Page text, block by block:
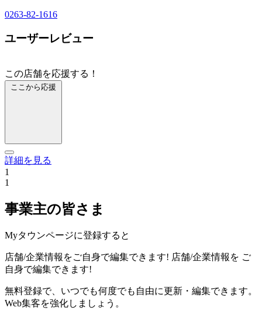
0263-82-1616
ユーザーレビュー
この店舗を応援する！
ここから応援
詳細を見る
1
1
事業主の皆さま
Myタウンページに登録すると
店舗/企業情報をご自身で編集できます! 店舗/企業情報を ご
自身で編集できます!
無料登録で、いつでも何度でも自由に更新・編集できます。
Web集客を強化しましょう。